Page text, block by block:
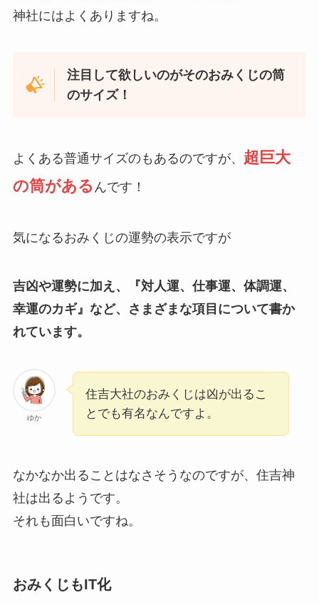
神社にはよくありますね。
注目して欲しいのがそのおみくじの筒
のサイズ！
よくある普通サイズのもあるのですが、 超巨大
の筒がある んです！
気になるおみくじの運勢の表示ですが
吉凶や運勢に加え、『対人運、仕事運、体調運、
幸運のカギ』など、さまざまな項目について書か
れています。
ゆか
住吉大社のおみくじは凶が出るこ
とでも有名なんですよ。
なかなか出ることはなさそうなのですが、住吉神
社は出るようです。
それも面白いですね。
おみくじもIT化